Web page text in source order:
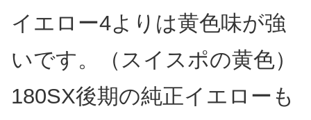
イエロー4よりは黄色味が強
いです。（スイスポの黄色）
180SX後期の純正イエローも